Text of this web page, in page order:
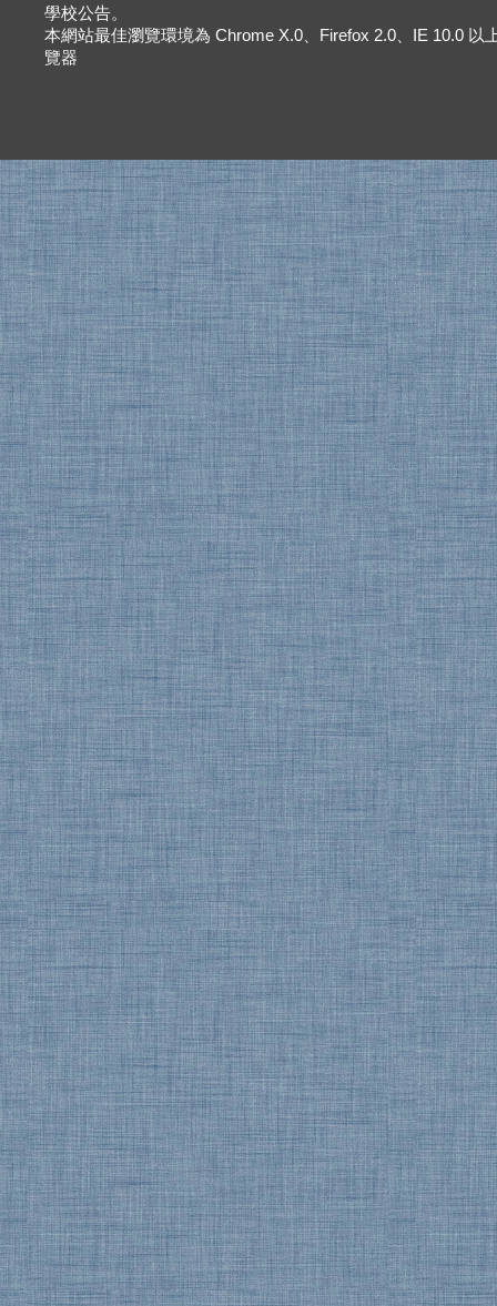
學校公告。
本網站最佳瀏覽環境為 Chrome X.0、Firefox 2.0、IE 10.0 以
覽器